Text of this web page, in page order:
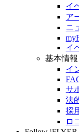
イ
ア
ニ
イ
基本情報
イ
サ
法
採
ロ